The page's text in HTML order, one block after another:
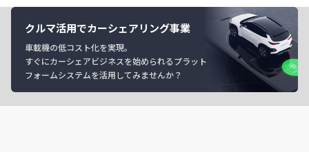
クルマ活用でカーシェアリング事業
車載機の低コスト化を実現。
すぐにカーシェアビジネスを始められるプラット
フォームシステムを活用してみませんか？